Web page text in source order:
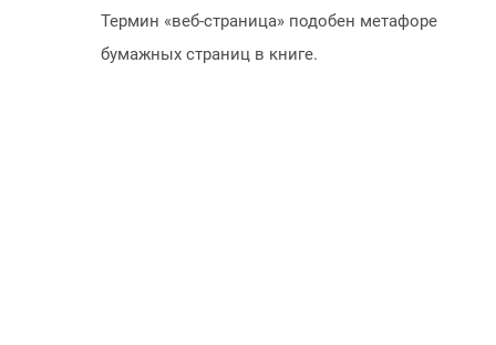
Термин «веб-страница» подобен метафоре
бумажных страниц в книге.